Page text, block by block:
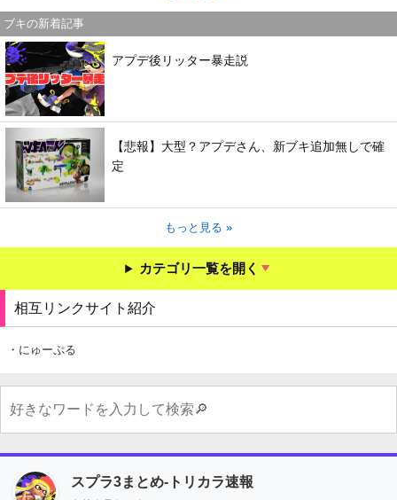
ブキの新着記事
アプデ後リッター暴走説
【悲報】大型？アプデさん、新ブキ追加無しで確
定
もっと見る »
カテゴリ一覧を開く
相互リンクサイト紹介
・にゅーぷる
スプラ3まとめ-トリカラ速報